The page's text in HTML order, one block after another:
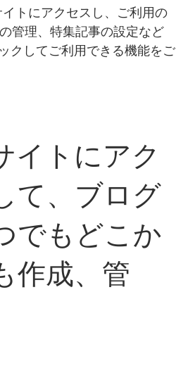
トにアクセスし、ご利用の
管理、特集記事の設定など
クしてご利用できる機能をご
イトにアク
て、ブログ
でもどこか
作成、管